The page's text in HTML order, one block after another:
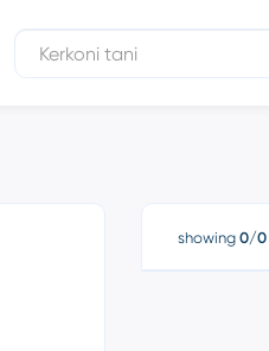
showing 0/0